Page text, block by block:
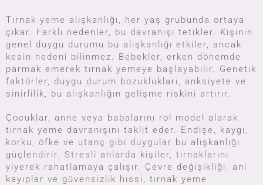
Tırnak yeme alışkanlığı, her yaş grubunda ortaya
çıkar. Farklı nedenler, bu davranışı tetikler. Kişinin
genel duygu durumu bu alışkanlığı etkiler, ancak
kesin nedeni bilinmez. Bebekler, erken dönemde
parmak emerek tırnak yemeye başlayabilir. Genetik
faktörler, duygu durum bozuklukları, anksiyete ve
sinirlilik, bu alışkanlığın gelişme riskini artırır.
Çocuklar, anne veya babalarını rol model alarak
tırnak yeme davranışını taklit eder. Endişe, kaygı,
korku, öfke ve utanç gibi duygular bu alışkanlığı
güçlendirir. Stresli anlarda kişiler, tırnaklarını
yiyerek rahatlamaya çalışır. Çevre değişikliği, ani
kayıplar ve güvensizlik hissi, tırnak yeme